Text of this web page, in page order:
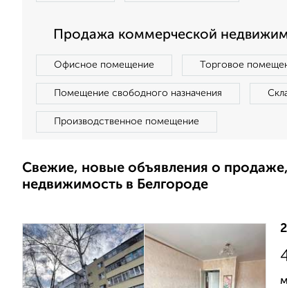
Продажа коммерческой
Офисное помещение Торговое
Помещение свободного назначения
Производственное помещение
Свежие, новые объявления о
недвижимость в Белгороде